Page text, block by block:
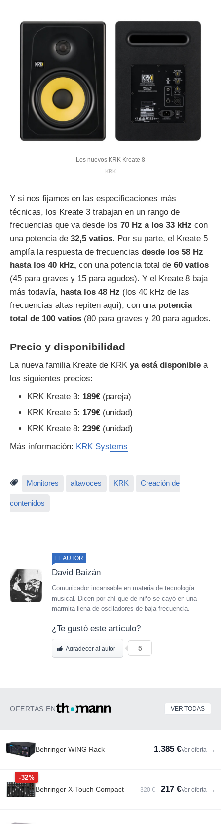
Los nuevos KRK Kreate 8
KRK
Y si nos fijamos en las especificaciones más
técnicas, los Kreate 3 trabajan en un rango de
frecuencias que va desde los 70 Hz a los 33 kHz con
una potencia de 32,5 vatios. Por su parte, el Kreate 5
amplía la respuesta de frecuencias desde los 58 Hz
hasta los 40 kHz, con una potencia total de 60 vatios
(45 para graves y 15 para agudos). Y el Kreate 8 baja
más todavía, hasta los 48 Hz (los 40 kHz de las
frecuencias altas repiten aquí), con una potencia
total de 100 vatios (80 para graves y 20 para agudos.
Precio y disponibilidad
La nueva familia Kreate de KRK ya está disponible a
los siguientes precios:
KRK Kreate 3: 189€ (pareja)
KRK Kreate 5: 179€ (unidad)
KRK Kreate 8: 239€ (unidad)
Más información: KRK Systems
Monitores altavoces KRK Creación de
contenidos
EL AUTOR
David Baizán
Comunicador incansable en materia de tecnología
musical. Dicen por ahí que de niño se cayó en una
marmita llena de osciladores de baja frecuencia.
¿Te gustó este artículo?
Agradecer al autor 5
OFERTAS EN VER TODAS
Behringer WING Rack 1.385 €Ver oferta →
-32%
Behringer X-Touch Compact 320 € 217 €Ver oferta →